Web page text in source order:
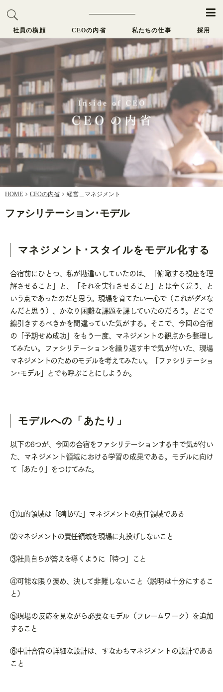
社員の横顔 CEOの内省 私たちの仕事 採用
HOME CEOの内省 経営＿マネジメント
ファシリテーション･モデル
マネジメント･スタイルをモデル化する
合宿前にひとつ、私が勘違いしていたのは、「俯瞰する視座を理
解させること」と、「それを実行させること」とは全く違う、と
いう点であったのだと思う。現場を育てたい一心で（これがダメな
んだと思う）、かなり困難な課題を課していたのだろう。どこで
線引きするべきかを間違っていた気がする。そこで、今回の合宿
の「予期せぬ成功」をもう一度、マネジメントの観点から整理し
てみたい。ファシリテーションを繰り返す中で気が付いた、現場
マネジメントのためのモデルを考えてみたい。「ファシリテーショ
ン･モデル」とでも呼ぶことにしようか。
モデルへの「あたり」
以下の6つが、今回の合宿をファシリテーションする中で気が付い
た、マネジメント領域における学習の成果である。モデルに向け
て「あたり」をつけてみた。
①知的領域は「8割がた」マネジメントの責任領域である
②マネジメントの責任領域を現場に丸投げしないこと
③社員自らが答えを導くように「待つ」こと
④可能な限り褒め、決して非難しないこと（説明は十分にするこ
と）
⑤現場の反応を見ながら必要なモデル（フレームワーク）を追加
すること
⑥中計合宿の詳細な設計は、すなわちマネジメントの設計である
こと